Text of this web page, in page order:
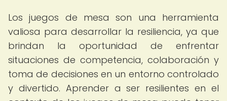
Los juegos de mesa son una herramienta
valiosa para desarrollar la resiliencia, ya que
brindan la oportunidad de enfrentar
situaciones de competencia, colaboración y
toma de decisiones en un entorno controlado
y divertido. Aprender a ser resilientes en el